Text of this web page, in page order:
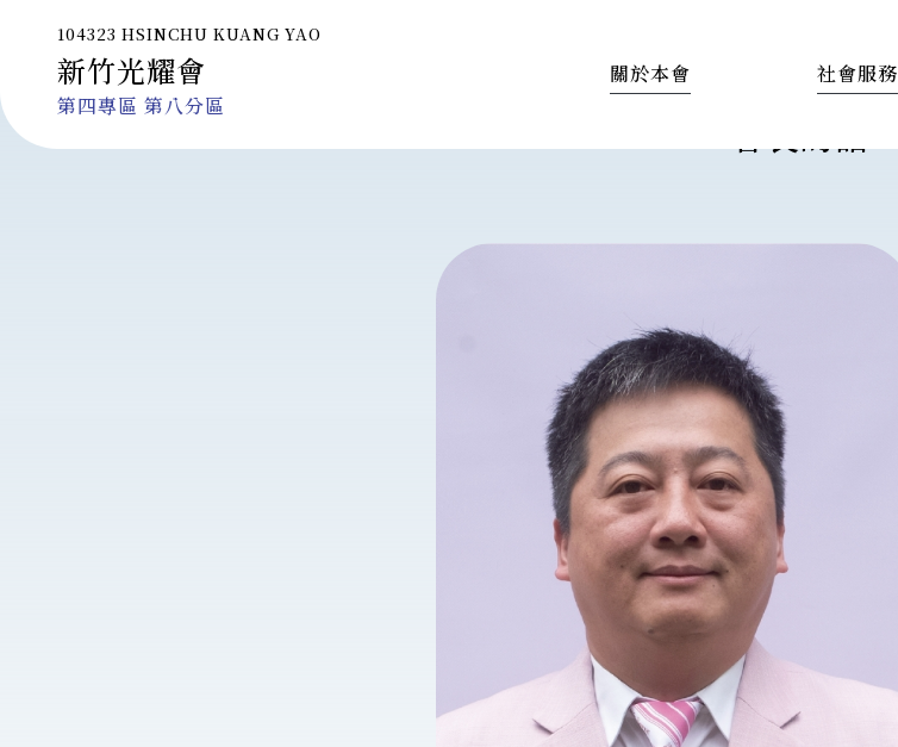
104323 HSINCHU KUANG YAO
新竹光耀會
第四專區 第八分區
關於本會 社會服務
會長的話